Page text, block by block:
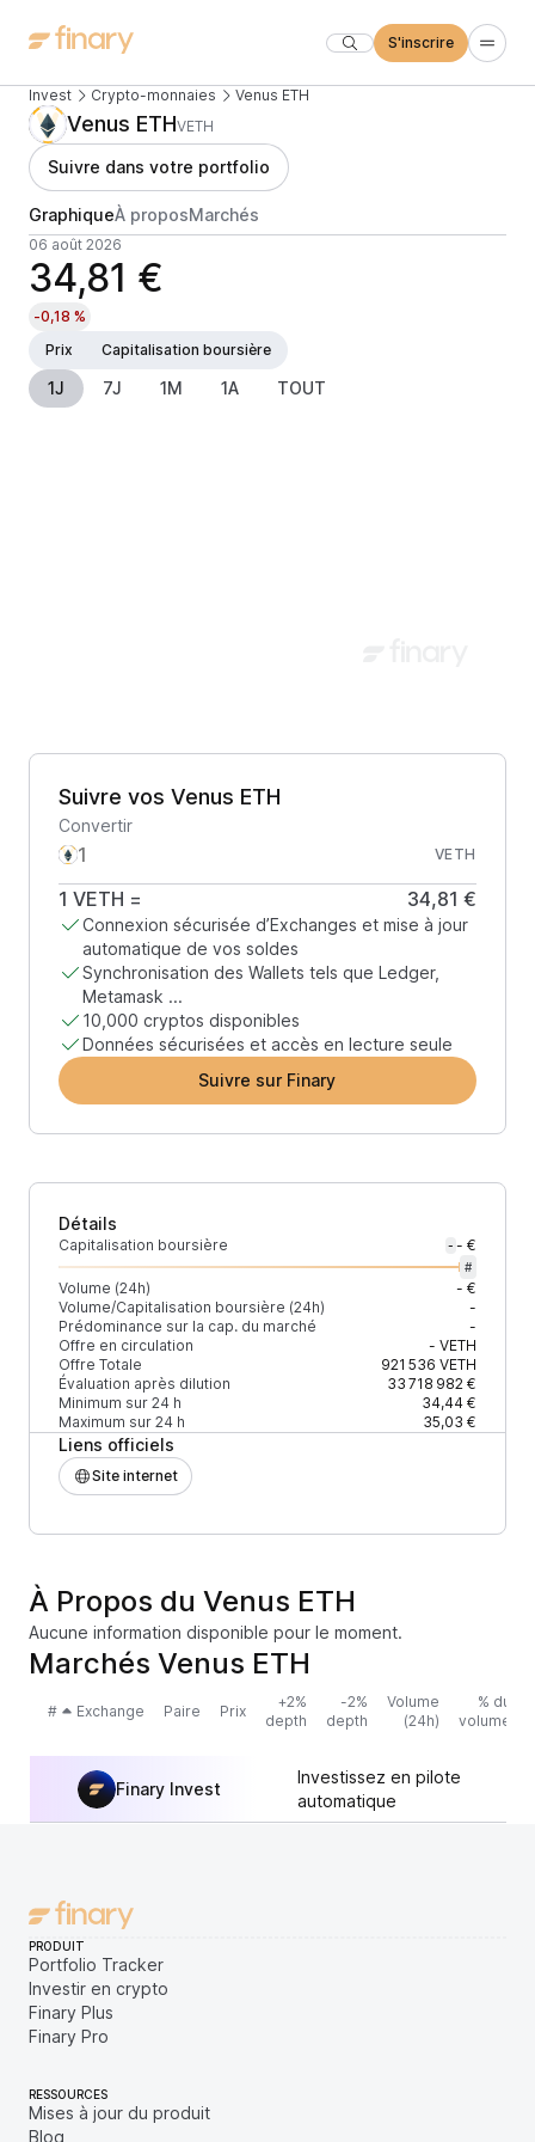
S'inscrire
Invest Crypto-monnaies Venus ETH
Venus ETHVETH
Suivre dans votre portfolio
GraphiqueÀ proposMarchés
06 août 2026
34,81 €
-0,18 %
Prix
Capitalisation boursière
1J 7J 1M 1A TOUT
Suivre vos Venus ETH
Convertir
VETH
1 VETH = 34,81 €
Connexion sécurisée d’Exchanges et mise à jour
automatique de vos soldes
Synchronisation des Wallets tels que Ledger,
Metamask ...
10,000 cryptos disponibles
Données sécurisées et accès en lecture seule
Suivre sur Finary
Détails
Capitalisation boursière - - €
#
Volume (24h)
- €
Volume/Capitalisation boursière (24h)
-
Prédominance sur la cap. du marché
-
Offre en circulation
- VETH
Offre Totale
921 536 VETH
Évaluation après dilution
33 718 982 €
Minimum sur 24 h
34,44 €
Maximum sur 24 h
35,03 €
Liens officiels
Site internet
À Propos du Venus ETH
Aucune information disponible pour le moment.
Marchés Venus ETH
# Exchange Paire Prix
+2%
depth
-2%
depth
Volume
(24h)
% du
volume
Finary Invest
Investissez en pilote
automatique
PRODUIT
Portfolio Tracker
Investir en crypto
Finary Plus
Finary Pro
RESSOURCES
Mises à jour du produit
Blog